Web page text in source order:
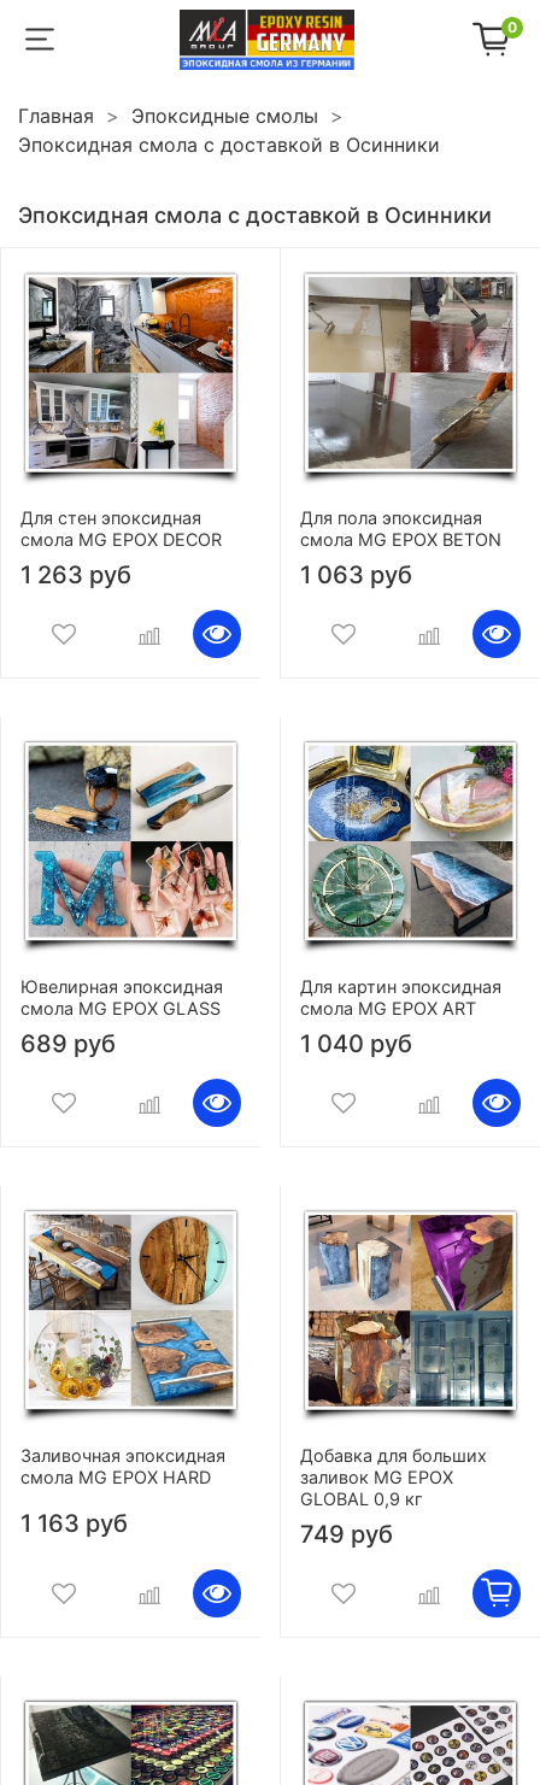
0
Главная
Эпоксидные смолы
Эпоксидная смола с доставкой в Осинники
Эпоксидная смола с доставкой в Осинники
Для стен эпоксидная
смола MG EPOX DECOR
1 263 руб
Для пола эпоксидная
смола MG EPOX BETON
1 063 руб
Ювелирная эпоксидная
смола MG EPOX GLASS
689 руб
Для картин эпоксидная
смола MG EPOX ART
1 040 руб
Заливочная эпоксидная
смола MG EPOX HARD
1 163 руб
Добавка для больших
заливок MG EPOX
GLOBAL 0,9 кг
749 руб